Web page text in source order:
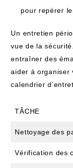
pour repérer
Un entretien
vue de la
entraîner des
aider à organiser
calendrier
TÂCHE
Nettoyage des
Vérification des